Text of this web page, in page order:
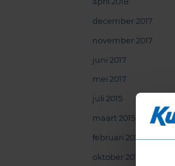
december 2017
november 2017
juni 2017
mei 2017
juli 2015
maart 2015
februari 2015
oktober 2014